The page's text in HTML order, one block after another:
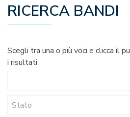
RICERCA BANDI
Scegli tra una o più voci e clicca il
i risultati
Stato